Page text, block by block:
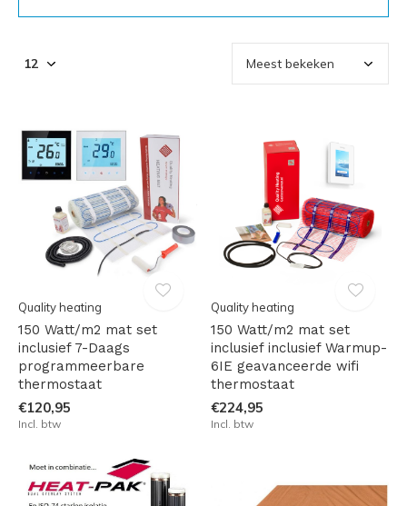
Quality heating
150 Watt/m2 mat set
inclusief 7-Daags
programmeerbare
thermostaat
€120,95
Incl. btw
Quality heating
150 Watt/m2 mat set
inclusief inclusief Warmup-
6IE geavanceerde wifi
thermostaat
€224,95
Incl. btw